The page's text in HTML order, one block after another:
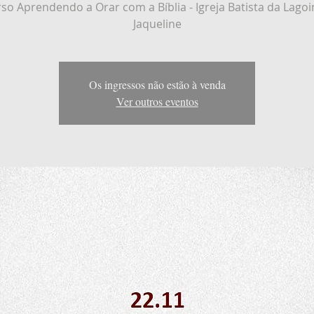
Aprendendo a Orar com a Bíblia - Igreja Batista da
Jaqueline
Os ingressos não estão à venda
Ver outros eventos